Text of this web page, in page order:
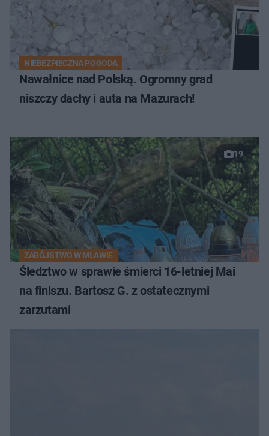
NIEBEZPIECZNA POGODA
Nawałnice nad Polską. Ogromny grad
niszczy dachy i auta na Mazurach!
19
ZABÓJSTWO W MŁAWIE
Śledztwo w sprawie śmierci 16-letniej Mai
na finiszu. Bartosz G. z ostatecznymi
zarzutami